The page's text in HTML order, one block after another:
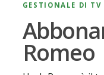
GESTIONALE DI TV
Romeo